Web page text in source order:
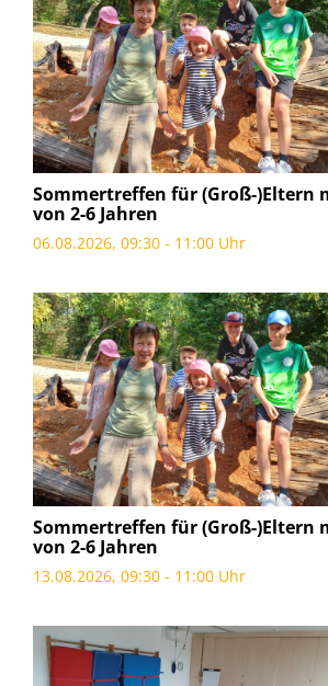
Sommertreffen für (Groß-)Eltern
von 2-6 Jahren
06.08.2026, 09:30 - 11:00 Uhr
Sommertreffen für (Groß-)Eltern
von 2-6 Jahren
13.08.2026, 09:30 - 11:00 Uhr